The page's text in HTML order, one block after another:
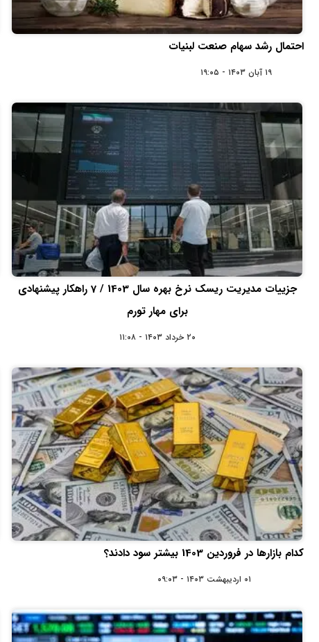
احتمال رشد سهام صنعت لبنیات
۱۹ آبان ۱۴۰۳ - ۱۹:۰۵
جزییات مدیریت ریسک نرخ‌ بهره سال 1403 / 7 راهکار پیشنهادی
برای مهار تورم
۲۰ خرداد ۱۴۰۳ - ۱۱:۰۸
کدام بازارها در فروردین 1403 بیشتر سود دادند؟
۰۱ اردیبهشت ۱۴۰۳ - ۰۹:۰۳